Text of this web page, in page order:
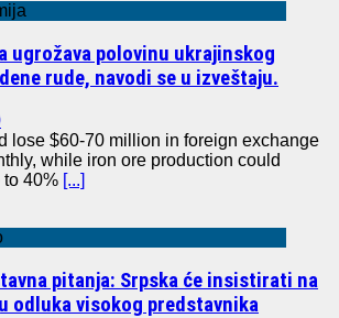
ugrožava polovinu ukrajinskog
rude, navodi se u izveštaju.
lose $60-70 million in foreign exchange
while iron ore production could
to 40% [...]
pitanja: Srpska će insistirati na
odluka visokog predstavnika